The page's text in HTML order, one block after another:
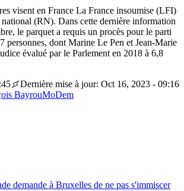
visent en France La France insoumise (LFI)
national (RN). Dans cette dernière information
le parquet a requis un procès pour le parti
personnes, dont Marine Le Pen et Jean-Marie
évalué par le Parlement en 2018 à 6,8
Dernière mise à jour: Oct 16, 2023 - 09:16
BayrouMoDem
demande à Bruxelles de ne pas s'immiscer